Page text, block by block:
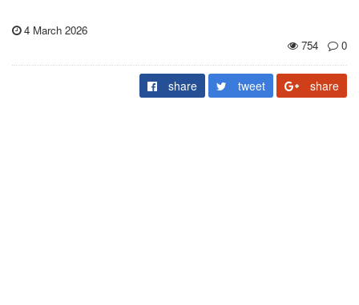
4 March 2026
754
0
share tweet share